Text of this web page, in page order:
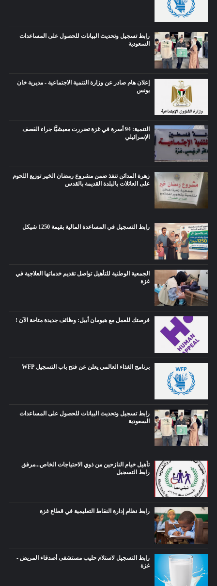
رابط تسجيل وتحديث البيانات للحصول على المساعدات
السعودية
إعلان هام صادر عن وزارة التنمية الاجتماعية - مديرية خان
يونس
التنمية: 94 أسرة في غزة تضررت معيشيًّا جراء القصف
الإسرائيلي
زهرة المدائن تنفذ ضمن مشروع رمضان الخير توزيع اللحوم
على العائلات بالبلدة القديمة بالقدس
رابط التسجيل في المساعدة المالية بقيمة 1250 شيكل
الجمعية الوطنية للتأهيل تواصل تقديم خدماتها العلاجية في
غزة
فرصتك للعمل مع هيومان أبيل: وظائف جديدة متاحة الآن !
برنامج الغذاء العالمي يعلن عن فتح باب التسجيل WFP
رابط تسجيل وتحديث البيانات للحصول على المساعدات
السعودية
تأهيل خيام النازحين من ذوي الاحتياجات الخاص...مرفق
رابط التسجيل
رابط نظام إدارة النقاط التعليمية في قطاع غزة
رابط التسجيل لاستلام حليب مستشفى أصدقاء المريض -
غزة